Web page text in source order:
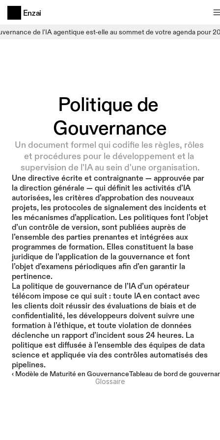
de l'IA agentique est-elle au sommet de votre agenda pour
Enzai
Politique de
Gouvernance
Un document formel qui codifie les règles, rôles
et procédures pour le développement et la
supervision de l'IA au sein d'une organisation.
Une directive écrite et contraignante — approuvée par
la direction générale — qui définit les activités d’IA
autorisées, les critères d’approbation des nouveaux
projets, les protocoles de signalement des incidents et
les mécanismes d’application. Les politiques font l’objet
d’un contrôle de version, sont publiées auprès de
l’ensemble des parties prenantes et intégrées aux
programmes de formation. Elles constituent la base
juridique de l’application de la gouvernance et font
l’objet d’examens périodiques afin d’en garantir la
pertinence.
La politique de gouvernance de l’IA d’un opérateur
télécom impose ce qui suit : toute IA en contact avec
les clients doit réussir des évaluations de biais et de
confidentialité, les développeurs doivent suivre une
formation à l’éthique, et toute violation de données
déclenche un rapport d’incident sous 24 heures. La
politique est diffusée à l’ensemble des équipes de data
science et appliquée via des contrôles automatisés des
pipelines.
‹ Modèle de Maturité en GouvernanceTableau de bord de
Glossaire